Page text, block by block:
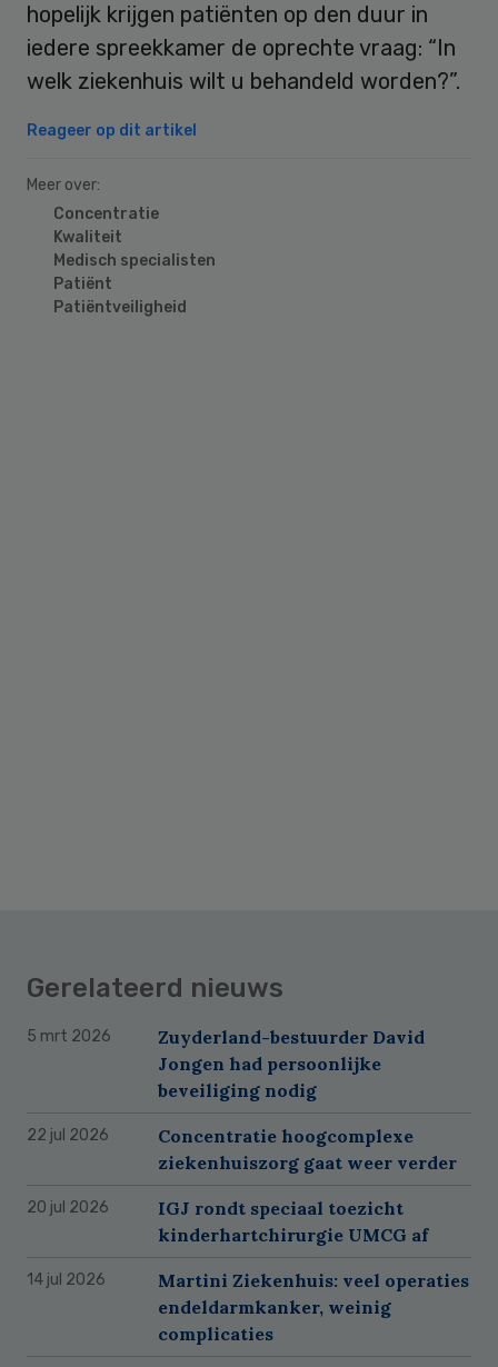
hopelijk krijgen patiënten op den duur in
iedere spreekkamer de oprechte vraag: “In
welk ziekenhuis wilt u behandeld worden?”.
Reageer op dit artikel
Meer over:
Concentratie
Kwaliteit
Medisch specialisten
Patiënt
Patiëntveiligheid
Gerelateerd nieuws
5 mrt 2026
Zuyderland-bestuurder David
Jongen had persoonlijke
beveiliging nodig
22 jul 2026
Concentratie hoogcomplexe
ziekenhuiszorg gaat weer verder
20 jul 2026
IGJ rondt speciaal toezicht
kinderhartchirurgie UMCG af
14 jul 2026
Martini Ziekenhuis: veel operaties
endeldarmkanker, weinig
complicaties